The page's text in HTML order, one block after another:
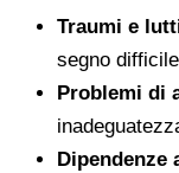
Traumi e
segno
Problemi di
Dipendenze